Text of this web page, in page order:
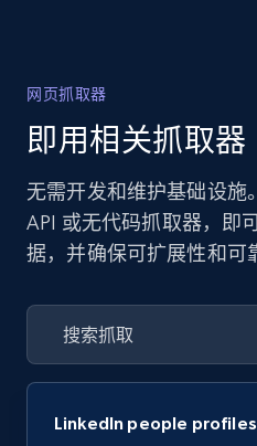
网页抓取器
即用相关抓取器
无需开发和维护基础设施
API 或无代码抓取器，即
据，并确保可扩展性和可
LinkedIn people profiles